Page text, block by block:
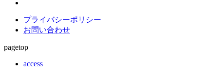
プライバシーポリシー
お問い合わせ
pagetop
access